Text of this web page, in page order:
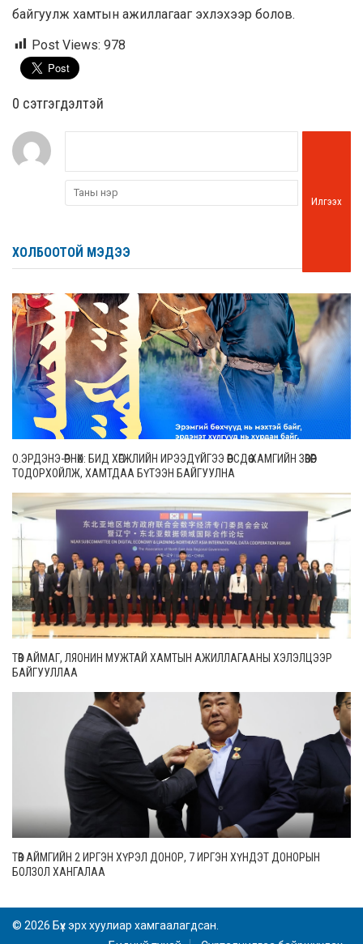
байгуулж хамтын ажиллагааг эхлэхээр болов.
Post Views: 978
0 cэтгэгдэлтэй
Илгээх
ХОЛБООТОЙ МЭДЭЭ
О.ЭРДЭНЭ-ӨРНӨХ: БИД ХӨГЖЛИЙН ИРЭЭДҮЙГЭЭ ӨӨРСДӨӨ ХАМГИЙН ЗӨВӨӨР
ТОДОРХОЙЛЖ, ХАМТДАА БҮТЭЭН БАЙГУУЛНА
ТӨВ АЙМАГ, ЛЯОНИН МУЖТАЙ ХАМТЫН АЖИЛЛАГААНЫ ХЭЛЭЛЦЭЭР
БАЙГУУЛЛАА
ТӨВ АЙМГИЙН 2 ИРГЭН ХҮРЭЛ ДОНОР, 7 ИРГЭН ХҮНДЭТ ДОНОРЫН
БОЛЗОЛ ХАНГАЛАА
© 2026 Бүх эрх хуулиар хамгаалагдсан.